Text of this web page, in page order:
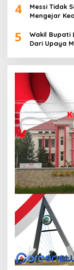
4
Messi Tidak
Mengejar
5
Wakil Bupati
Dari Upaya